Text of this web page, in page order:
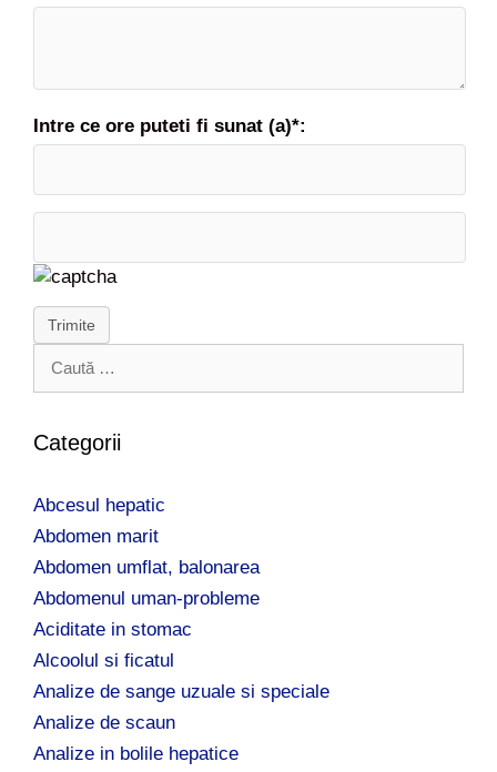
Intre ce ore puteti fi sunat (a)*:
Trimite
t
u
p
ă
Categorii
Abcesul hepatic
Abdomen marit
Abdomen umflat, balonarea
Abdomenul uman-probleme
Aciditate in stomac
Alcoolul si ficatul
Analize de sange uzuale si speciale
Analize de scaun
Analize in bolile hepatice